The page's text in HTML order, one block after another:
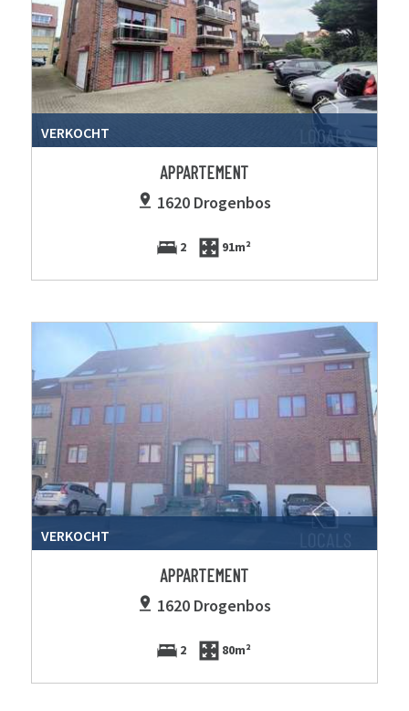
VERKOCHT
APPARTEMENT
1620 Drogenbos
2 91m²
VERKOCHT
APPARTEMENT
1620 Drogenbos
2 80m²